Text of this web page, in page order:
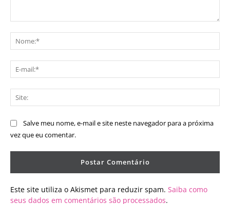
Salve meu nome, e-mail e site neste navegador para a próxima
vez que eu comentar.
Este site utiliza o Akismet para reduzir spam. Saiba como
seus dados em comentários são processados.